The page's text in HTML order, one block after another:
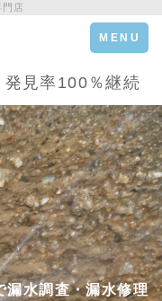
店
Toggle
navigation
MENU
見率100％継続
漏水調査・漏水修理